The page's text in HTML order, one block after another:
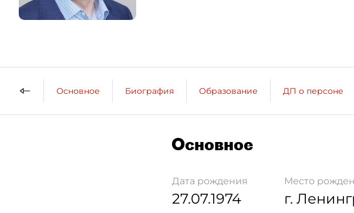
Основное Биография Образование ДП о персоне
Основное
Дата рождения
27.07.1974
Место
г.